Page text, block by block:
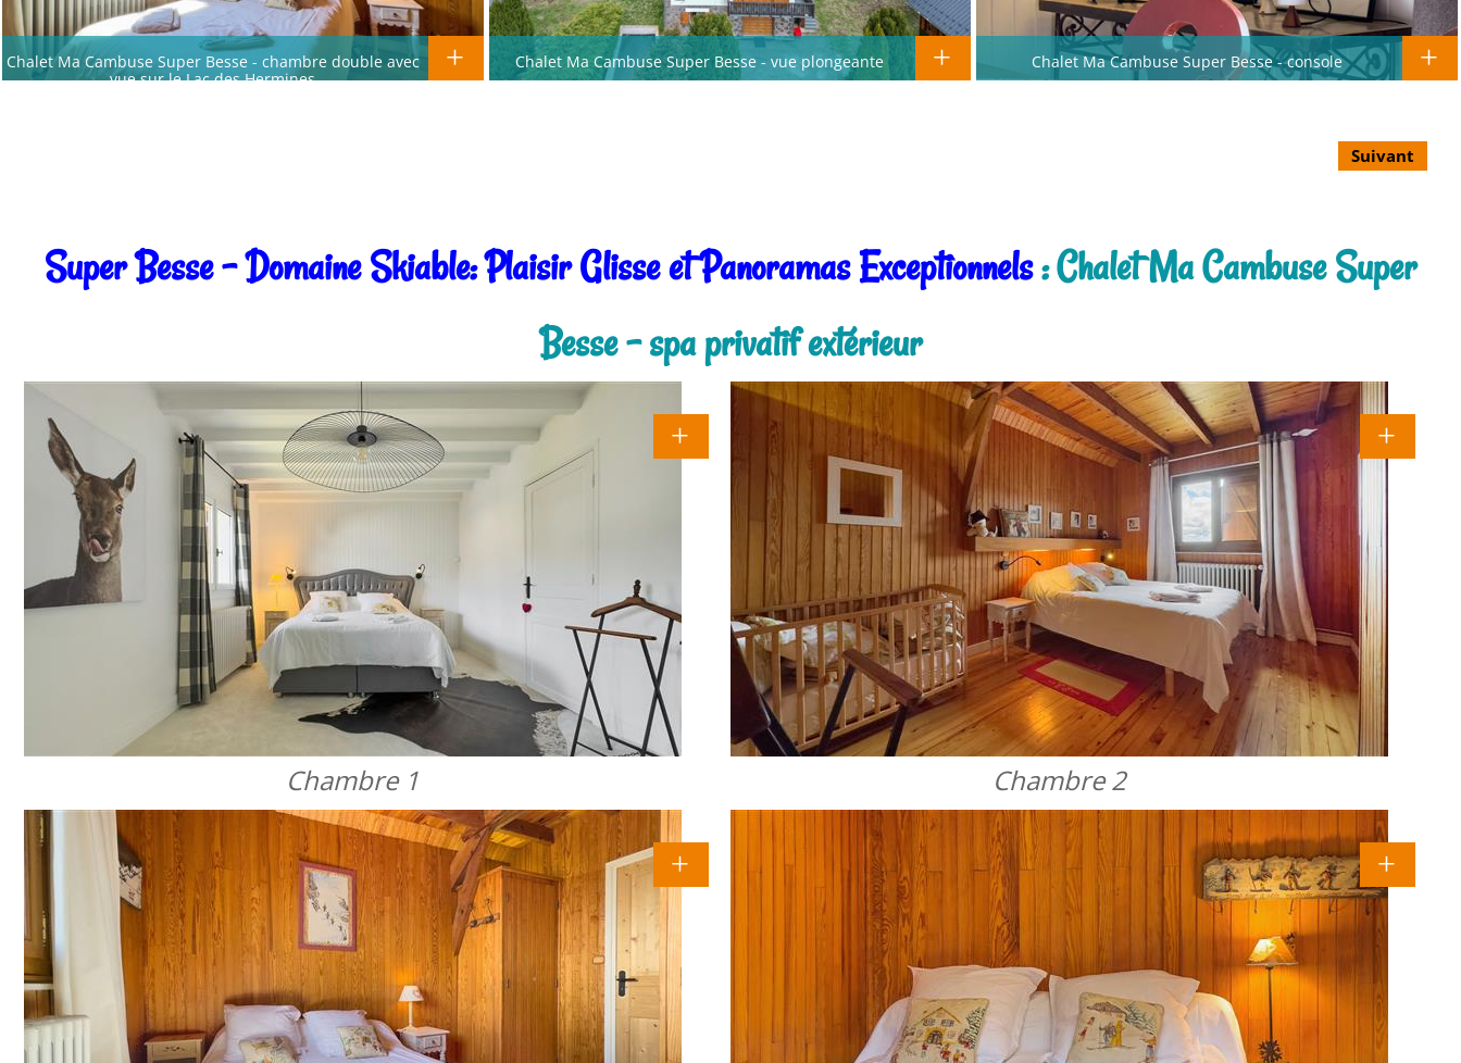
Chalet Ma Cambuse Super Besse - chambre double avec
vue sur le Lac des Hermines
Chalet Ma Cambuse Super Besse - vue plongeante Chalet Ma Cambuse Super Besse - console
Suivant
Super Besse - Domaine Skiable: Plaisir Glisse et Panoramas Exceptionnels: Chalet Ma Cambuse Super
Besse - spa privatif extérieur
Chambre 1 Chambre 2